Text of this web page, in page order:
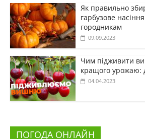
Як правильно
гарбузове
городникам
09.09.2023
Чим підживити
кращого урожаю:
04.04.2023
ПОГОДА ОНЛАЙН